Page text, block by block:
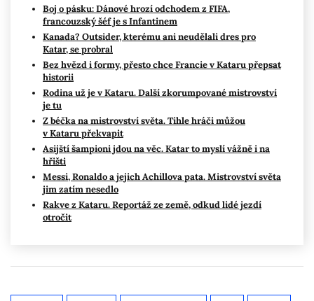
Boj o pásku: Dánové hrozí odchodem z FIFA,
francouzský šéf je s Infantinem
Kanada? Outsider, kterému ani neudělali dres pro
Katar, se probral
Bez hvězd i formy, přesto chce Francie v Kataru přepsat
historii
Rodina už je v Kataru. Další zkorumpované mistrovství
je tu
Z béčka na mistrovství světa. Tihle hráči můžou
v Kataru překvapit
Asijští šampioni jdou na věc. Katar to myslí vážně i na
hřišti
Messi, Ronaldo a jejich Achillova pata. Mistrovství světa
jim zatím nesedlo
Rakve z Kataru. Reportáž ze země, odkud lidé jezdí
otročit